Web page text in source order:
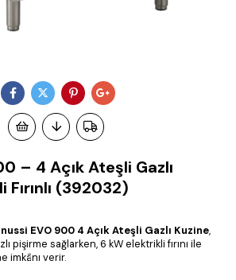
– 4 Açık Ateşli Gazlı
(392032)
EVO 900 4 Açık Ateşli Gazlı Kuzine,
pişirme sağlarken, 6 kW elektrikli fırını ile
imkânı verir.